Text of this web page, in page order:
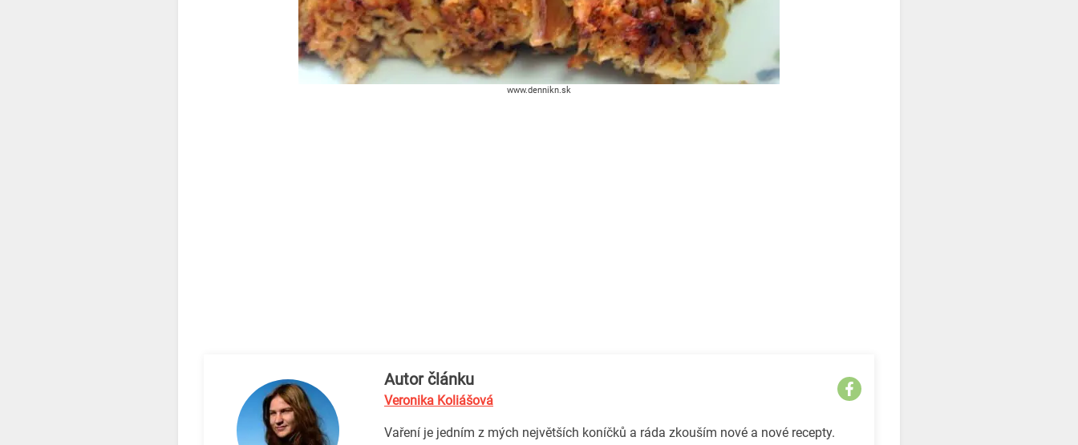
www.dennikn.sk
Autor článku
Veronika Koliášová
Vaření je jedním z mých největších koníčků a ráda zkouším nové a nové recepty.